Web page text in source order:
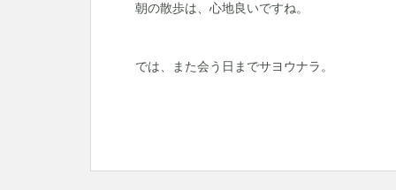
朝の散歩は、心地良いですね。
では、また会う日までサヨウナラ。